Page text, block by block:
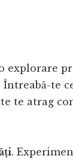
explorare
te
te atrag
.